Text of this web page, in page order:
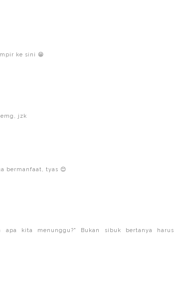
ke sini 😁
jzk
bermanfaat, tyas 😊
apa kita menunggu?" Bukan sibuk bertanya harus